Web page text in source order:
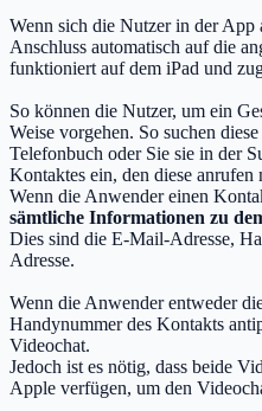
Wenn sich die Nutzer in der App
Anschluss automatisch auf die
funktioniert auf dem iPad und
So können die Nutzer, um ein
Weise vorgehen. So suchen
Telefonbuch oder Sie sie in der
Kontaktes ein, den diese anrufen
Wenn die Anwender einen
sämtliche Informationen zu
Dies sind die E-Mail-Adresse,
Adresse.
Wenn die Anwender entweder
Handynummer des Kontakts
Videochat.
Jedoch ist es nötig, dass beide
Apple verfügen, um den